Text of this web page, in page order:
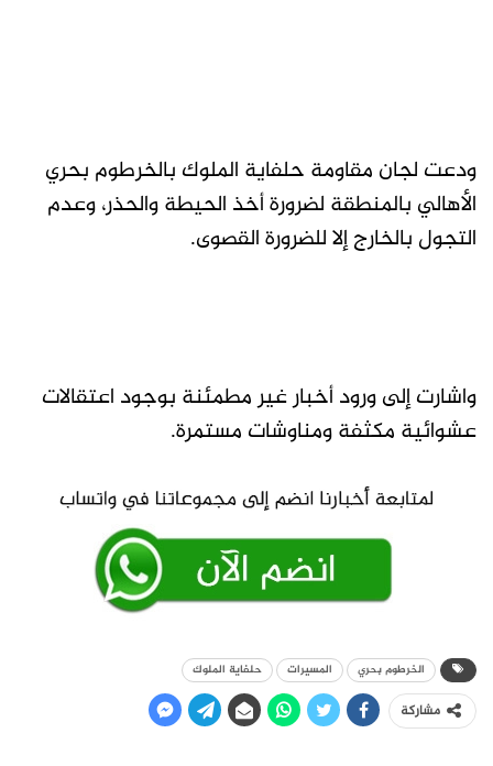
ودعت لجان مقاومة حلفاية الملوك بالخرطوم بحري
الأهالي بالمنطقة لضرورة أخذ الحيطة والحذر، وعدم
التجول بالخارج إلا للضرورة القصوى.
واشارت إلى ورود أخبار غير مطمئنة بوجود اعتقالات
عشوائية مكثفة ومناوشات مستمرة.
الخرطوم بحري المسيرات حلفاية الملوك
مشاركة